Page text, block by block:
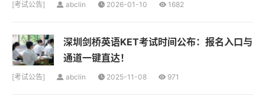
[考试公告] abclin 2026-01-10 1682
深圳剑桥英语KET考试时间公布：报名入口与
通道一键直达！
[考试公告] abclin 2025-11-08 971